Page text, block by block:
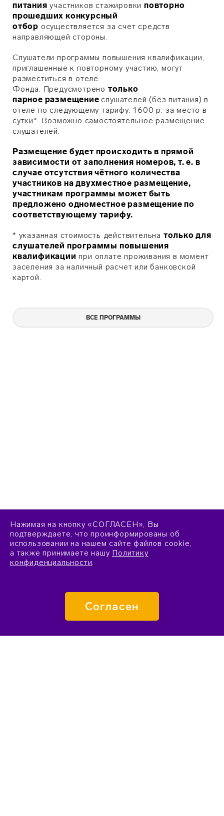
питания участников стажировкиповторно
прошедших конкурсный
отбор осуществляется за счет средств
направляющей стороны.
Слушатели программы повышения квалификации,
приглашенные к повторному участию, могут
разместиться в отеле
Фонда. Предусмотрено только
парное размещение слушателей (без питания) в
отеле по следующему тарифу: 1600 р. за место в
сутки*. Возможно самостоятельное размещение
слушателей.
Размещение будет происходить в прямой
зависимости от заполнения номеров, т. е. в
случае отсутствия чётного количества
участников на двухместное размещение,
участникам программы может быть
предложено одноместное размещение по
соответствующему тарифу.
* указанная стоимость действительна только для
слушателей программы повышения
квалификации при оплате проживания в момент
заселения за наличный расчет или банковской
картой.
ВСЕ ПРОГРАММЫ
Нажимая на кнопку «СОГЛАСЕН», Вы
подтверждаете, что проинформированы об
использовании на нашем сайте файлов cookie,
а также принимаете нашу Политику
конфиденциальности.
Согласен